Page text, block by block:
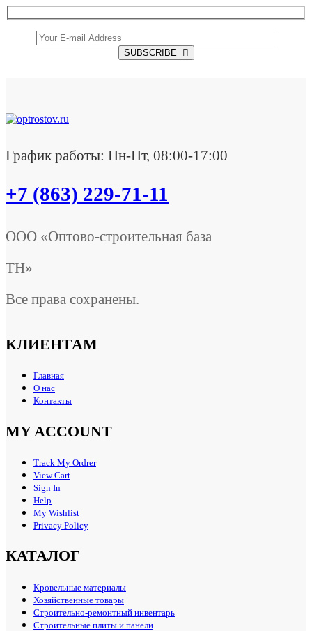
SUBSCRIBE
График работы: Пн-Пт, 08:00-17:00
+7 (863) 229-71-11
ООО «Оптово-строительная база
ТН»
Все права сохранены.
КЛИЕНТАМ
Главная
О нас
Контакты
MY ACCOUNT
Track My Ordrer
View Cart
Sign In
Help
My Wishlist
Privacy Policy
КАТАЛОГ
Кровельные материалы
Хозяйственные товары
Строительно-ремонтный инвентарь
Строительные плиты и панели